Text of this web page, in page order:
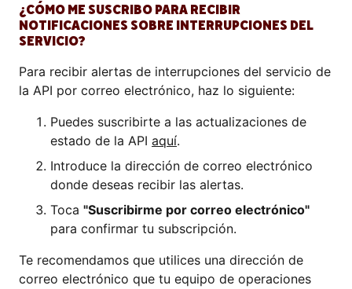
¿CÓMO ME SUSCRIBO PARA RECIBIR
NOTIFICACIONES SOBRE INTERRUPCIONES DEL
SERVICIO?
Para recibir alertas de interrupciones del servicio de
la API por correo electrónico, haz lo siguiente:
Puedes suscribirte a las actualizaciones de
estado de la API aquí.
Introduce la dirección de correo electrónico
donde deseas recibir las alertas.
Toca "Suscribirme por correo electrónico"
para confirmar tu subscripción.
Te recomendamos que utilices una dirección de
correo electrónico que tu equipo de operaciones